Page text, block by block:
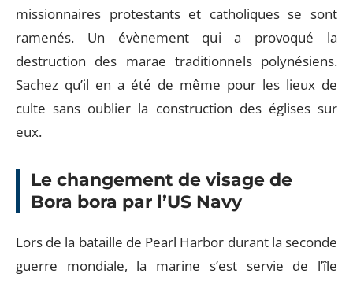
missionnaires protestants et catholiques se sont
ramenés. Un évènement qui a provoqué la
destruction des marae traditionnels polynésiens.
Sachez qu’il en a été de même pour les lieux de
culte sans oublier la construction des églises sur
eux.
Le changement de visage de
Bora bora par l’US Navy
Lors de la bataille de Pearl Harbor durant la seconde
guerre mondiale, la marine s’est servie de l’île